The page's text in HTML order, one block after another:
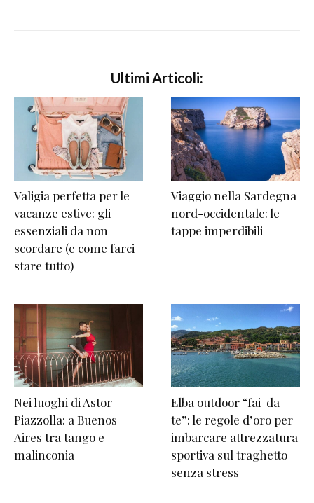
Ultimi Articoli:
Valigia perfetta per le
vacanze estive: gli
essenziali da non
scordare (e come farci
stare tutto)
Viaggio nella Sardegna
nord-occidentale: le
tappe imperdibili
Nei luoghi di Astor
Piazzolla: a Buenos
Aires tra tango e
malinconia
Elba outdoor “fai-da-
te”: le regole d’oro per
imbarcare attrezzatura
sportiva sul traghetto
senza stress